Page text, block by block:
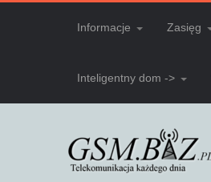
Informacje Zasięg
Inteligentny dom ->